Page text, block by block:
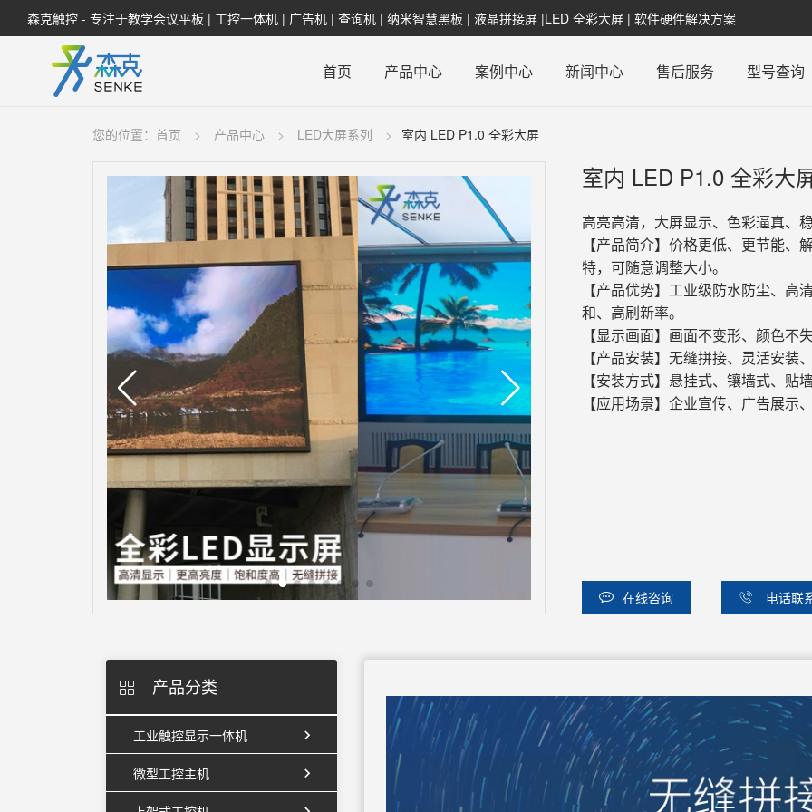
森克触控 - 专注于教学会议平板 | 工控一体机 | 广告机 | 查询机 | 纳米智慧黑板 | 液晶拼接屏 |LED 全彩大屏 | 软件硬件解决方案
首页 产品中心 案例中心 新闻中心 售后服务 型号查询
您的位置： 首页 产品中心 LED大屏系列 室内 LED P1.0 全彩大屏
室内 LED P1.0 全彩大
高亮高清，大屏显示、色彩逼真、
【产品简介】价格更低、更节能
特，可随意调整大小。
【产品优势】工业级防水防尘、
和、高刷新率。
【显示画面】画面不变形、颜色
【产品安装】无缝拼接、灵活安装
【安装方式】悬挂式、镶墙式、
【应用场景】企业宣传、广告展
在线咨询 电话联
产品分类
工业触控显示一体机
微型工控主机